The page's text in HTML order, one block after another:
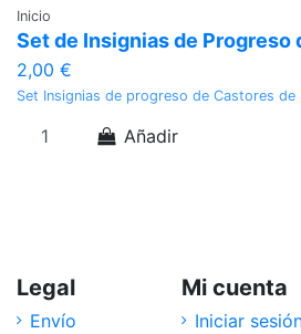
Inicio
Set de Insignias de Progreso
2,00 €
Set Insignias de progreso de Castores de
Añadir
Legal
Envío
Mi cuenta
Iniciar